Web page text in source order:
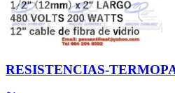
RESISTENCIAS-